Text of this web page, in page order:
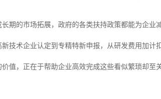
期的市场拓展，政府的各类扶持政策都能为企业
技术企业认定到专精特新申报，从研发费用加计
值，正在于帮助企业高效完成这些看似繁琐却至